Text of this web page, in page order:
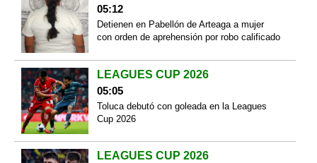
05:12
Detienen en Pabellón de Arteaga a mujer
con orden de aprehensión por robo calificado
LEAGUES CUP 2026
05:05
Toluca debutó con goleada en la Leagues
Cup 2026
LEAGUES CUP 2026